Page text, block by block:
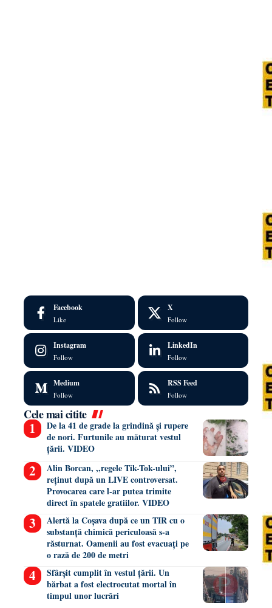
Facebook
Like
X
Follow
Instagram
Follow
LinkedIn
Follow
Medium
Follow
RSS Feed
Follow
Cele mai citite
De la 41 de grade la grindină și rupere
de nori. Furtunile au măturat vestul
țării. VIDEO
Alin Borcan, ,,regele Tik-Tok-ului”,
reținut după un LIVE controversat.
Provocarea care l-ar putea trimite
direct în spatele gratiilor. VIDEO
Alertă la Coșava după ce un TIR cu o
substanță chimică periculoasă s-a
răsturnat. Oamenii au fost evacuați pe
o rază de 200 de metri
Sfârșit cumplit în vestul țării. Un
bărbat a fost electrocutat mortal în
timpul unor lucrări